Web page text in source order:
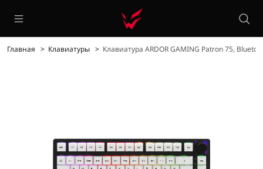
Главная Клавиатуры Клавиатура ARDOR GAMING Patron 75,